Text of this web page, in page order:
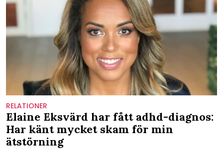
RELATIONER
Elaine Eksvärd har fått adhd-diagnos:
Har känt mycket skam för min
ätstörning